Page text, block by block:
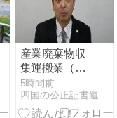
産業廃棄物収
集運搬業（積
替え・保管を
含まない）の
許可申請書類
5時間前